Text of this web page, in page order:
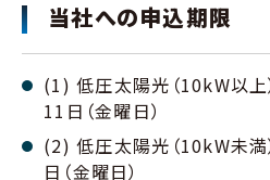
当社への申込期限
(1) 低圧太陽光（10kW以上
11日（金曜日）
(2) 低圧太陽光（10kW未満
日（金曜日）